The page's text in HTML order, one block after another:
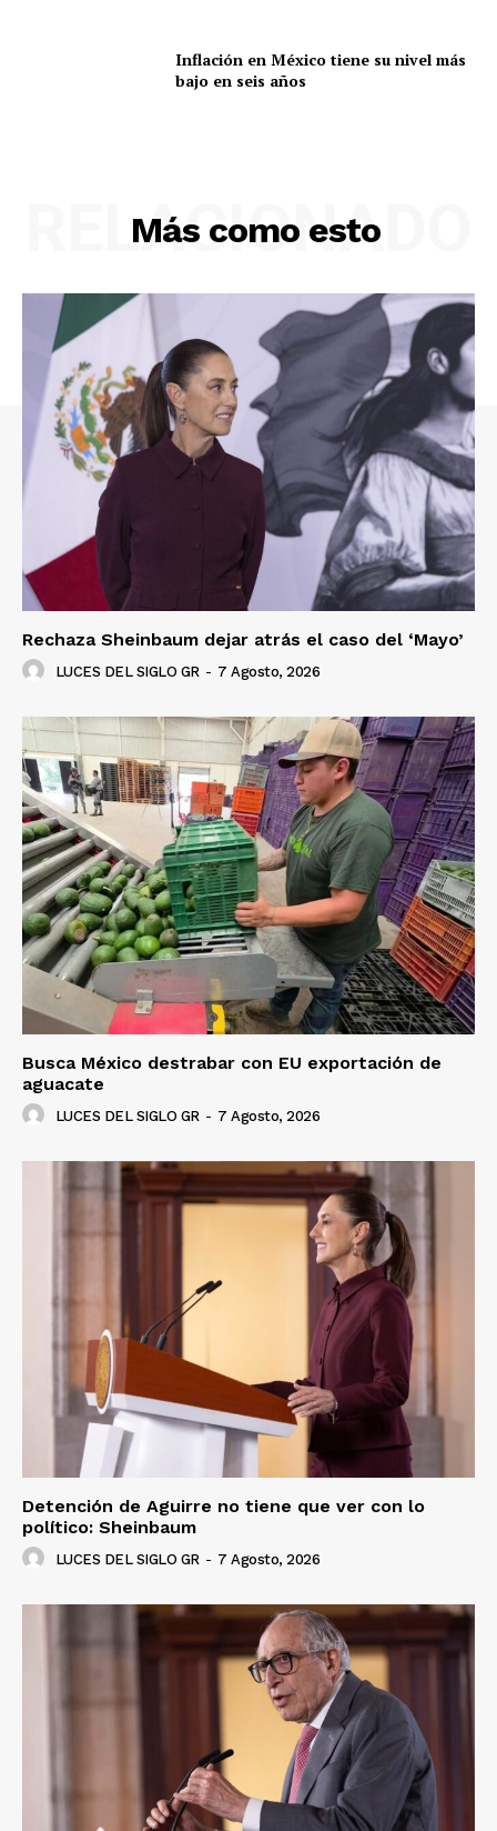
Inflación en México tiene su nivel más
bajo en seis años
Más como esto
RELACIONADO
Rechaza Sheinbaum dejar atrás el caso del ‘Mayo’
LUCES DEL SIGLO GR - 7 Agosto, 2026
Busca México destrabar con EU exportación de
aguacate
LUCES DEL SIGLO GR - 7 Agosto, 2026
Detención de Aguirre no tiene que ver con lo
político: Sheinbaum
LUCES DEL SIGLO GR - 7 Agosto, 2026